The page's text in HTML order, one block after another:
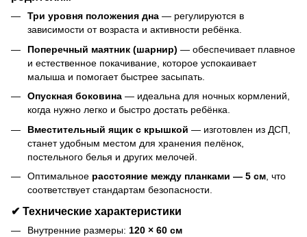
Три уровня положения дна — регулируются в
зависимости от возраста и активности ребёнка.
Поперечный маятник (шарнир) — обеспечивает плавное
и естественное покачивание, которое успокаивает
малыша и помогает быстрее засыпать.
Опускная боковина — идеальна для ночных кормлений,
когда нужно легко и быстро достать ребёнка.
Вместительный ящик с крышкой — изготовлен из ДСП,
станет удобным местом для хранения пелёнок,
постельного белья и других мелочей.
Оптимальное расстояние между планками — 5 см , что
соответствует стандартам безопасности.
✔ Технические характеристики
Внутренние размеры: 120 × 60 см